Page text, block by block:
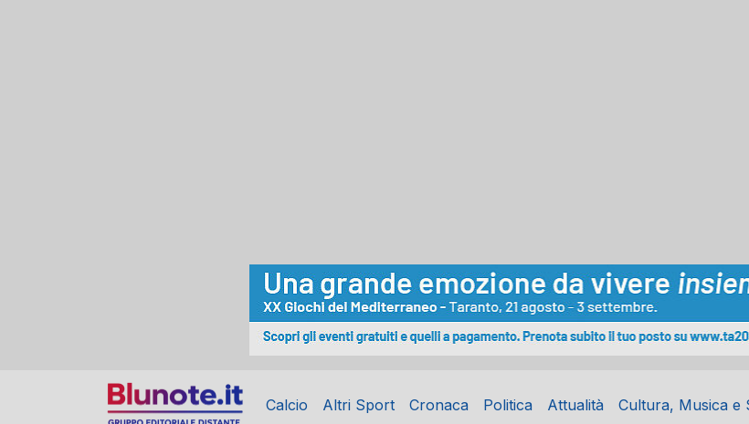
Calcio Altri Sport Cronaca Politica Attualità Cultura, Musica e